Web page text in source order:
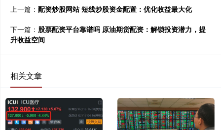
上一篇： 配资炒股网站 短线炒股资金配置：优化收益最大化
下一篇： 股票配资平台靠谱吗 原油期货配资：解锁投资潜力，提
升收益空间
相关文章